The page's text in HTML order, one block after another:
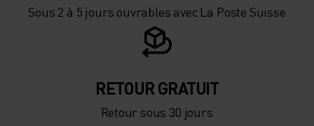
Sous 2 à 5 jours ouvrables avec La Poste Suisse
RETOUR GRATUIT
Retour sous 30 jours